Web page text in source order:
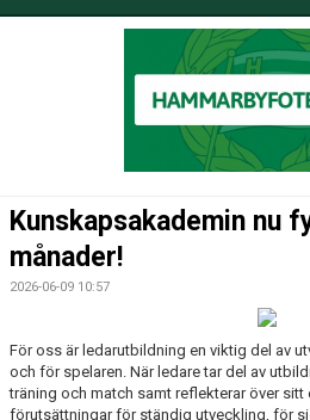
CAMPER, CLINICS OCH
Kunskapsakademin nu
månader!
2026-06-09 10:57
För oss är ledarutbildning en viktig del av
och för spelaren. När ledare tar del av
träning och match samt reflekterar över
förutsättningar för ständig utveckling, för